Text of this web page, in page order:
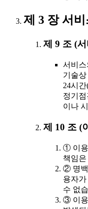
제 3 장 서
제 9 조 (
서비스
기술
24시
정기
이나
제 10 조 (
① 이용
책임
② 명백
용자
수 없
③ 이용